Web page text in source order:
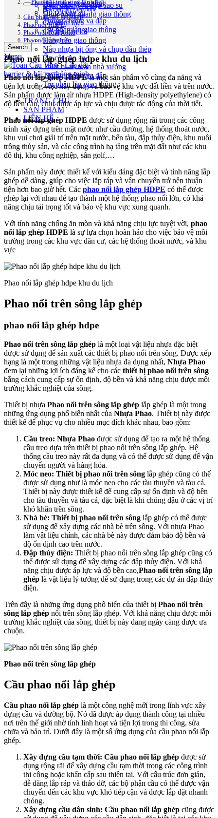
Hàng rào giao thông
Ốp cột cao su
Thùng chống va đập
Trụ phân làn giao thông
Search
Menu
Đệm chống va đập cao su
Đinh phản quang giao thông
Gờ giảm tốc
Gương cầu lồi
Hàng rào giao thông
Nắp nhựa bịt ống và chụp đầu thép
Ốp cột cao su
Thiết bị an toàn nhà xưởng
Thùng chống va đập
Trụ phân làn giao thông
TRANG CHỦ
SẢN PHẨM
LIÊN HỆ
Phao nổi trên sông lắp ghép
phao nổi lắp ghép hdpe
Cầu phao nổi lắp ghép
Phao nổi HDPE
Phao nổi composite
Phao nổi trên biển
Phao nổi lắp ghép hdpe khu du lịch
Phao nổi lắp ghép HDPElà một sản phẩm vô cùng đa năng và
tiện lợi trong việc xây dựng và bảo vệ khu vực đất liền và trên nước.
Sản phẩm được làm từ nhựa HDPE (High-density polyethylene) có
độ bền cao, chịu được áp lực và chịu được tác động của thời tiết.
Phao nổi lắp ghép HDPE được sử dụng rộng rãi trong các công
trình xây dựng trên mặt nước như cầu đường, hệ thống thoát nước,
khu vui chơi giải trí trên mặt nước, bến tàu, đập thủy điện, khu nuôi
trồng thủy sản, và các công trình hạ tầng trên mặt đất như các khu
đô thị, khu công nghiệp, sân golf,…
Sản phẩm này được thiết kế với kiểu dáng đặc biệt và tính năng lắp
ghép dễ dàng, giúp cho việc lắp ráp và vận chuyển trở nên thuận
tiện hơn bao giờ hết. Các phao nổi lắp ghép HDPE có thể được
ghép lại với nhau để tạo thành một hệ thống phao nổi lớn, có khả
năng chịu tải trọng tốt và bảo vệ khu vực xung quanh.
Với tính năng chống ăn mòn và khả năng chịu lực tuyệt vời, phao
nổi lắp ghép HDPE là sự lựa chọn hoàn hảo cho việc bảo vệ môi
trường trong các khu vực dân cư, các hệ thống thoát nước, và khu
vực
Phao nổi lắp ghép hdpe khu du lịch
Phao nổi trên sông lắp ghép
phao nổi lắp ghép hdpe
Phao nổi trên sông lắp ghép là một loại vật liệu nhựa đặc biệt
được sử dụng để sản xuất các thiết bị phao nổi trên sông. Được xếp
hạng là một trong những vật liệu nhựa đa dụng nhất, Nhựa Phao
đem lại những lợi ích đáng kể cho các thiết bị phao nổi trên sông
bằng cách cung cấp sự ổn định, độ bền và khả năng chịu được môi
trường khắc nghiệt của sông.
Thiết bị nhựa Phao nổi trên sông lắp ghép lắp ghép là một trong
những ứng dụng phổ biến nhất của Nhựa Phao. Thiết bị này được
thiết kế để phục vụ cho nhiều mục đích khác nhau, bao gồm:
Cầu treo: Nhựa Phao được sử dụng để tạo ra một hệ thống
cầu treo dựa trên thiết bị phao nổi trên sông lắp ghép. Hệ
thống cầu treo này rất đa dụng và có thể được sử dụng để vận
chuyển người và hàng hóa.
Móc neo: Thiết bị phao nổi trên sông lắp ghép cũng có thể
được sử dụng như là móc neo cho các tàu thuyền và tàu cá.
Thiết bị này được thiết kế để cung cấp sự ổn định và độ bền
cho tàu thuyền và tàu cá, đặc biệt là khi chúng đậu ở các vị trí
khó khăn trên sông.
Nhà bè: Thiết bị phao nổi trên sông lắp ghép có thể được
sử dụng để xây dựng các nhà bè trên sông. Với nhựa Phao
làm vật liệu chính, các nhà bè này được đảm bảo độ bền và
độ ổn định cao trên nước.
Đập thủy điện: Thiết bị phao nổi trên sông lắp ghép cũng có
thể được sử dụng để xây dựng các đập thủy điện. Với khả
năng chịu được áp lực và độ bền cao,Phao nổi trên sông lắp
ghép là vật liệu lý tưởng để sử dụng trong các dự án đập thủy
điện.
Trên đây là những ứng dụng phổ biến của thiết bị Phao nổi trên
sông lắp ghép nổi trên sông lắp ghép. Với khả năng chịu được môi
trường khắc nghiệt của sông, thiết bị này đang ngày càng được ưa
chuộn.
Phao nổi trên sông lắp ghép
Cầu phao nổi lắp ghép
Cầu phao nổi lắp ghép là một công nghệ mới trong lĩnh vực xây
dựng cầu và đường bộ. Nó đã được áp dụng thành công tại nhiều
nơi trên thế giới nhờ tính linh hoạt và tiện lợi trong thi công, sửa
chữa và bảo trì. Dưới đây là một số ứng dụng của cầu phao nổi lắp
ghép.
Xây dựng cầu tạm thời: Cầu phao nổi lắp ghép được sử
dụng rộng rãi để xây dựng cầu tạm thời trong các công trình
thi công hoặc khẩn cấp sau thiên tai. Với cấu trúc đơn giản,
dễ dàng lắp ráp và tháo dỡ, các bộ phận cầu có thể được vận
chuyển đến các khu vực khó tiếp cận và được lắp đặt nhanh
chóng.
Xây dựng cầu dân sinh: Cầu phao nổi lắp ghép cũng được